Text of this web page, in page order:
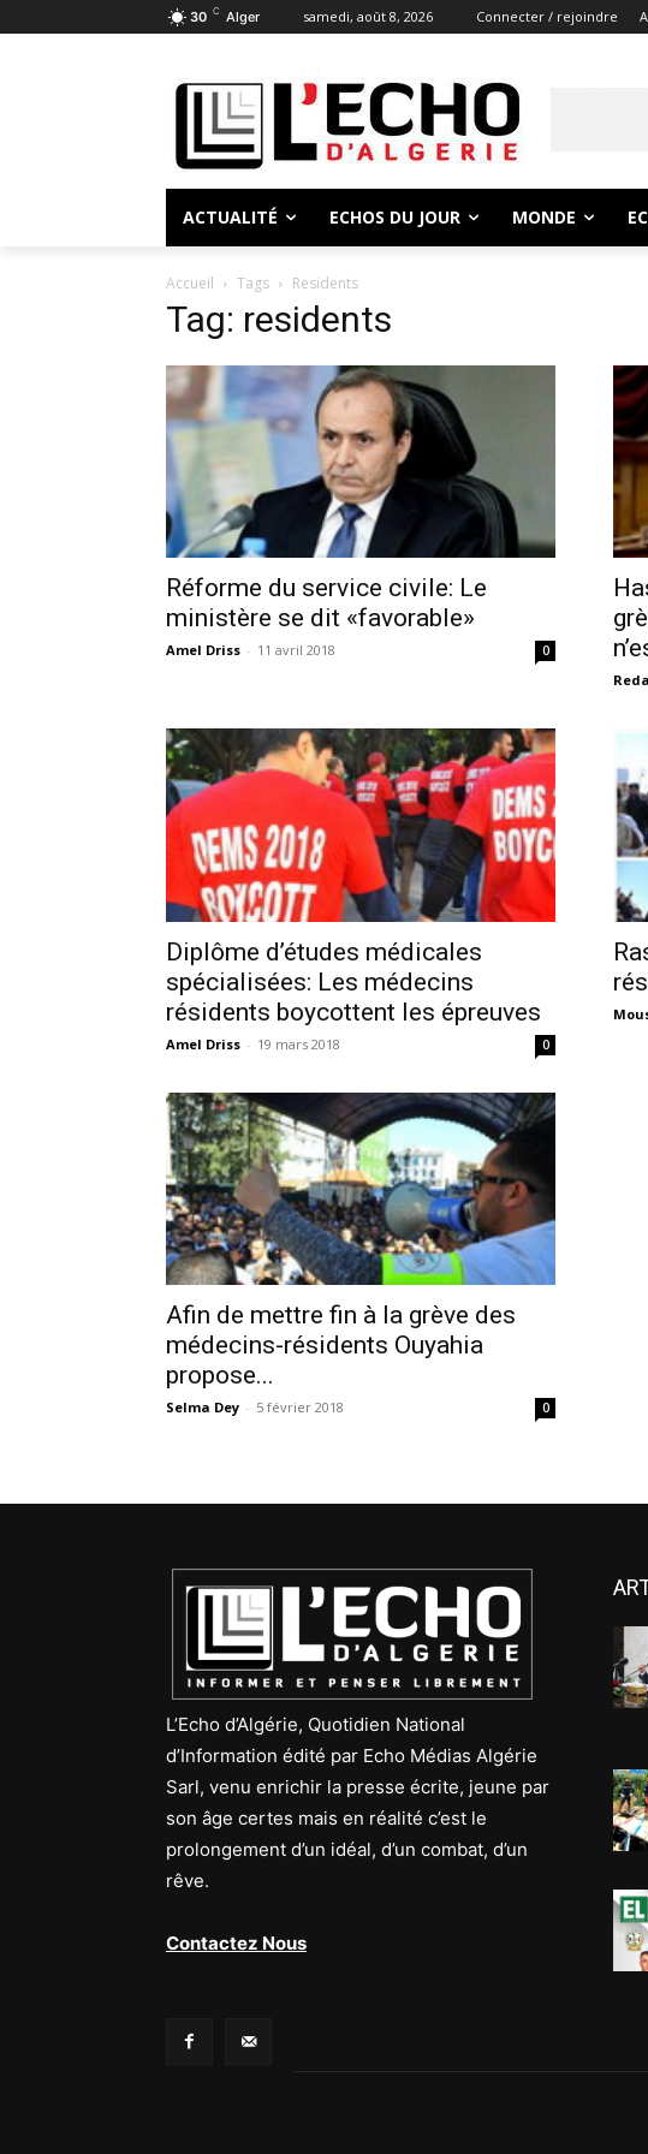
30 C Alger samedi, août 8, 2026 Connecter / rejoindre
ACTUALITÉ ECHOS DU JOUR MONDE
Accueil Tags Residents
Tag: residents
Réforme du service civile: Le
ministère se dit «favorable»
Amel Driss - 11 avril 2018 0
Diplôme d’études médicales
spécialisées: Les médecins
résidents boycottent les épreuves
Amel Driss - 19 mars 2018 0
Afin de mettre fin à la grève des
médecins-résidents Ouyahia
propose...
Selma Dey - 5 février 2018 0
L’Echo d’Algérie, Quotidien National
d’Information édité par Echo Médias Algérie
Sarl, venu enrichir la presse écrite, jeune par
son âge certes mais en réalité c’est le
prolongement d’un idéal, d’un combat, d’un
rêve.
Contactez Nous